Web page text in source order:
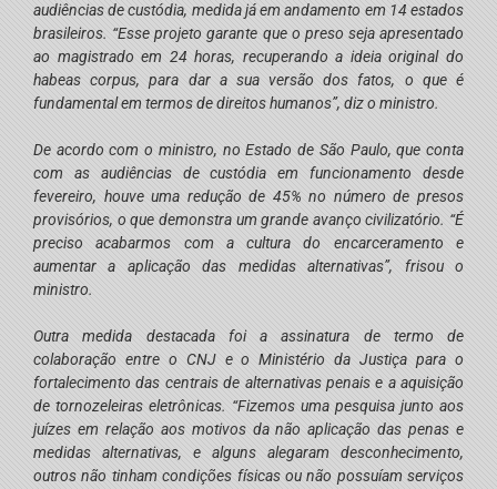
audiências de custódia, medida já em andamento em 14 estados
brasileiros. “Esse projeto garante que o preso seja apresentado
ao magistrado em 24 horas, recuperando a ideia original do
habeas corpus, para dar a sua versão dos fatos, o que é
fundamental em termos de direitos humanos”, diz o ministro.
De acordo com o ministro, no Estado de São Paulo, que conta
com as audiências de custódia em funcionamento desde
fevereiro, houve uma redução de 45% no número de presos
provisórios, o que demonstra um grande avanço civilizatório. “É
preciso acabarmos com a cultura do encarceramento e
aumentar a aplicação das medidas alternativas”, frisou o
ministro.
Outra medida destacada foi a assinatura de termo de
colaboração entre o CNJ e o Ministério da Justiça para o
fortalecimento das centrais de alternativas penais e a aquisição
de tornozeleiras eletrônicas. “Fizemos uma pesquisa junto aos
juízes em relação aos motivos da não aplicação das penas e
medidas alternativas, e alguns alegaram desconhecimento,
outros não tinham condições físicas ou não possuíam serviços